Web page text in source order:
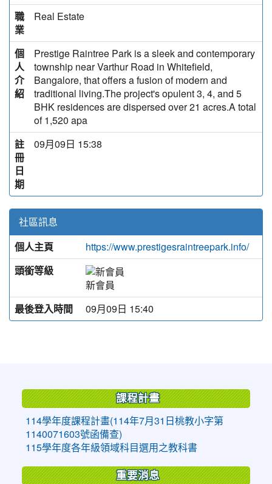
職
業
Real Estate
個
人
介
紹
Prestige Raintree Park is a sleek and contemporary
township near Varthur Road in Whitefield,
Bangalore, that offers a fusion of modern and
traditional living.The project's opulent 3, 4, and 5
BHK residences are dispersed over 21 acres.A total
of 1,520 apa
註
冊
日
期
09月09日 15:38
社區訊息
個人主頁
https://www.prestigesraintreepark.info/
頭銜等級
新會員
最後登入時間
09月09日 15:40
課程計畫
114學年度課程計畫(114年7月31日桃教小字第
1140071603號函備查)
115學年度各年級領域科目選用之教科書
重要消息